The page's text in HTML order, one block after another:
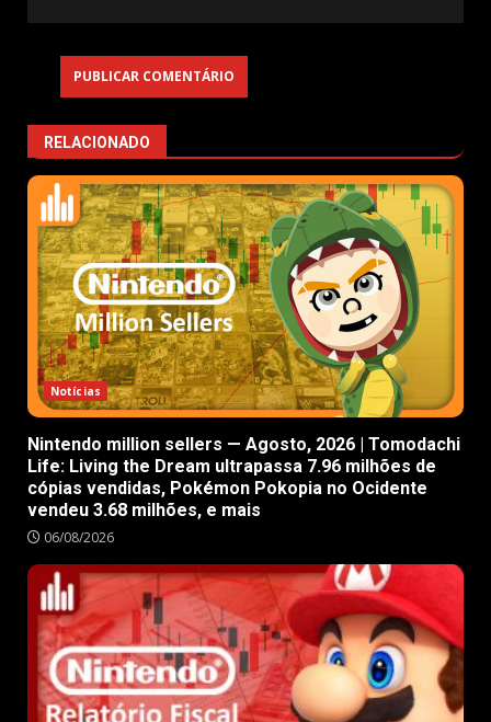
RELACIONADO
Notícias
Nintendo million sellers — Agosto, 2026 | Tomodachi
Life: Living the Dream ultrapassa 7.96 milhões de
cópias vendidas, Pokémon Pokopia no Ocidente
vendeu 3.68 milhões, e mais
06/08/2026